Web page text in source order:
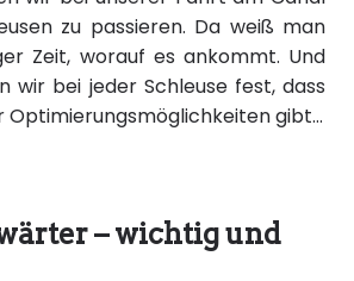
zu passieren. Da weiß man
Zeit, worauf es ankommt. Und
wir bei jeder Schleuse fest, dass
Optimierungsmöglichkeiten gibt…
– wichtig und